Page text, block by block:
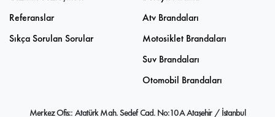
Referanslar
Sıkça Sorulan Sorular
Atv Brandaları
Motosiklet Brandaları
Suv Brandaları
Otomobil Brandaları
Merkez Ofis:: Atatürk Mah. Sedef Cad. No:10A Ataşehir / İstanbul